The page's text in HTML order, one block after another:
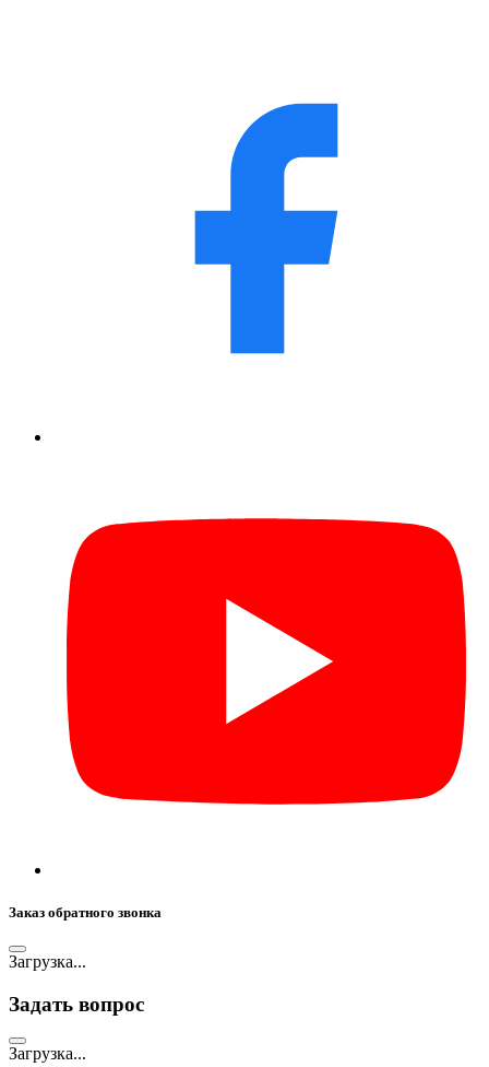
Заказ обратного звонка
Загрузка...
Задать вопрос
Загрузка...